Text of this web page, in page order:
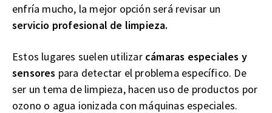
enfría mucho, la mejor opción será revisar un
servicio profesional de limpieza.
Estos lugares suelen utilizar cámaras especiales y
sensores para detectar el problema específico. De
ser un tema de limpieza, hacen uso de productos por
ozono o agua ionizada con máquinas especiales.